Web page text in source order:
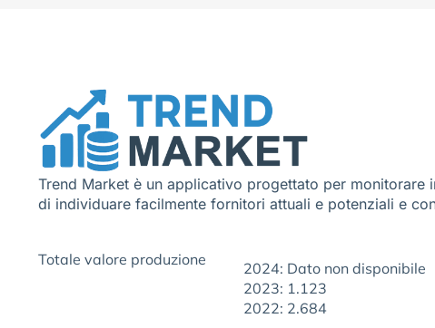
Trend Market è un applicativo progettato per monitorare
di individuare facilmente fornitori attuali e potenziali e
Totale valore produzione
2024: Dato non disponibile
2023: 1.123
2022: 2.684